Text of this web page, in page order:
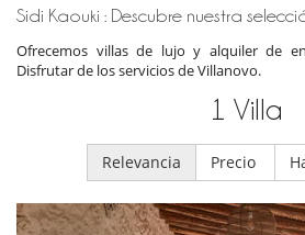
Sidi Kaouki : Descubre nuestra
Ofrecemos villas de lujo y alquiler de
Disfrutar de los servicios de Villanovo.
1 Villa
Relevancia Precio